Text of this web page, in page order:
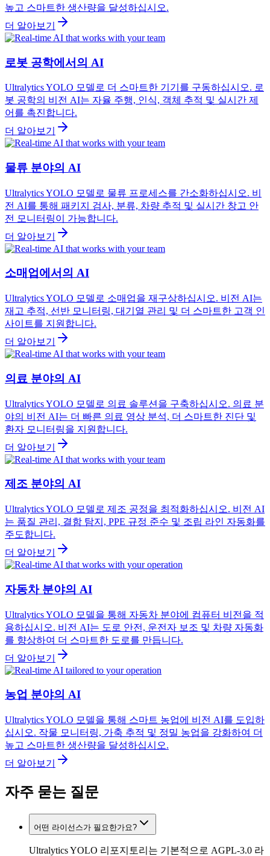
높고 스마트한 생산량을 달성하십시오.
더 알아보기
로봇 공학에서의 AI
Ultralytics YOLO 모델로 더 스마트한 기기를 구동하십시오. 로
봇 공학의 비전 AI는 자율 주행, 인식, 객체 추적 및 실시간 제
어를 촉진합니다.
더 알아보기
물류 분야의 AI
Ultralytics YOLO 모델로 물류 프로세스를 간소화하십시오. 비
전 AI를 통해 패키지 검사, 분류, 차량 추적 및 실시간 창고 안
전 모니터링이 가능합니다.
더 알아보기
소매업에서의 AI
Ultralytics YOLO 모델로 소매업을 재구상하십시오. 비전 AI는
재고 추적, 선반 모니터링, 대기열 관리 및 더 스마트한 고객 인
사이트를 지원합니다.
더 알아보기
의료 분야의 AI
Ultralytics YOLO 모델로 의료 솔루션을 구축하십시오. 의료 분
야의 비전 AI는 더 빠른 의료 영상 분석, 더 스마트한 진단 및
환자 모니터링을 지원합니다.
더 알아보기
제조 분야의 AI
Ultralytics YOLO 모델로 제조 공정을 최적화하십시오. 비전 AI
는 품질 관리, 결함 탐지, PPE 규정 준수 및 조립 라인 자동화를
주도합니다.
더 알아보기
자동차 분야의 AI
Ultralytics YOLO 모델을 통해 자동차 분야에 컴퓨터 비전을 적
용하십시오. 비전 AI는 도로 안전, 운전자 보조 및 차량 자동화
를 향상하여 더 스마트한 도로를 만듭니다.
더 알아보기
농업 분야의 AI
Ultralytics YOLO 모델을 통해 스마트 농업에 비전 AI를 도입하
십시오. 작물 모니터링, 가축 추적 및 정밀 농업을 강화하여 더
높고 스마트한 생산량을 달성하십시오.
더 알아보기
자주 묻는 질문
어떤 라이선스가 필요한가요?
Ultralytics YOLO 리포지토리는 기본적으로 AGPL-3.0 라